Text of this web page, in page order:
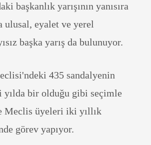
başkanlık yarışının yanısıra
ulusal, eyalet ve yerel
başka yarış da bulunuyor.
435 sandalyenin
yılda bir olduğu gibi seçimle
Meclis üyeleri iki yıllık
görev yapıyor.